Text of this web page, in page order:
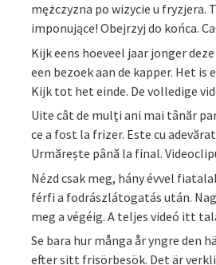
mężczyzna po wizycie u fryzjera.
imponujące! Obejrzyj do końca.
Kijk eens hoeveel jaar jonger
een bezoek aan de kapper. Het is
Kijk tot het einde. De volledige
Uite cât de mulți ani mai tânăr
ce a fost la frizer. Este cu
Urmărește până la final.
Nézd csak meg, hány évvel
férfi a fodrászlátogatás után.
meg a végéig. A teljes videó itt
Se bara hur många år yngre den
efter sitt frisörbesök. Det är